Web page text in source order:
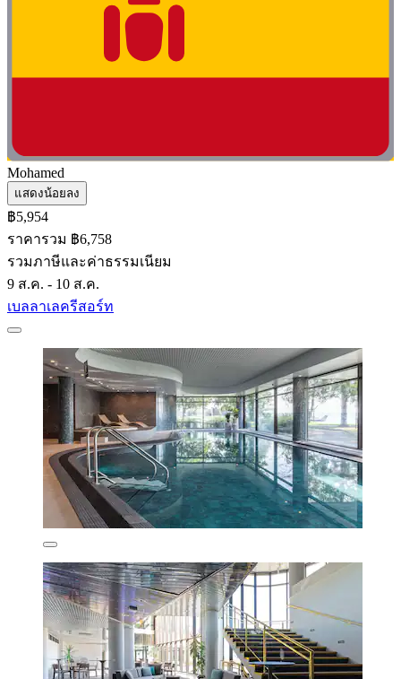
Mohamed
แสดงน้อยลง
฿5,954
ราคารวม ฿6,758
รวมภาษีและค่าธรรมเนียม
9 ส.ค. - 10 ส.ค.
เบลลาเลครีสอร์ท